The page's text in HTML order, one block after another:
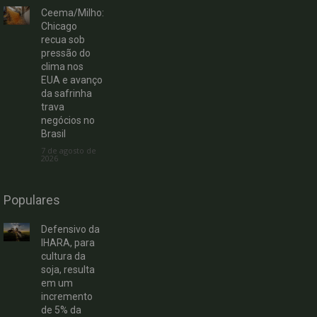
Ceema/Milho:
Chicago
recua sob
pressão do
clima nos
EUA e avanço
da safrinha
trava
negócios no
Brasil
7 de agosto de
2026
Populares
Defensivo da
IHARA, para
cultura da
soja, resulta
em um
incremento
de 5% da